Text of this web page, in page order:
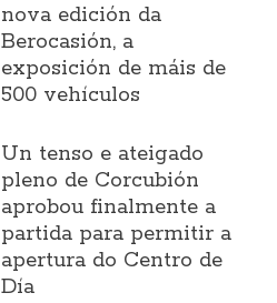
nova edición da
Berocasión, a
exposición de máis de
500 vehículos
Un tenso e ateigado
pleno de Corcubión
aprobou finalmente a
partida para permitir a
apertura do Centro de
Día